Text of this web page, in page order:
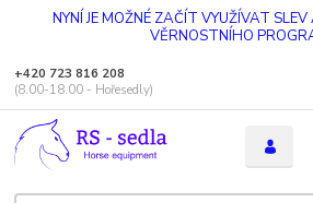
NYNÍ JE MOŽNÉ ZAČÍT VYUŽÍVAT
VĚRNOSTNÍHO
+420 723 816 208
(8.00-18.00 - Hořesedly)